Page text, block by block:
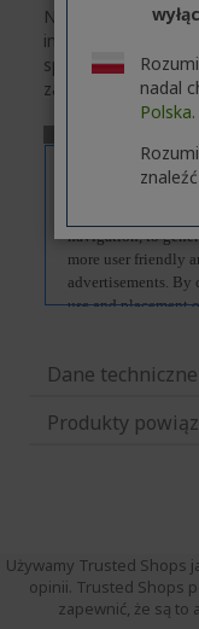
Należy pamiętać,
informacje o serii
specyfikację
zakładkę
„Dane
Dane techniczne
Produkty
Używamy Trusted Shops
opinii. Trusted Shops
zapewnić, że są to
nadal
Polska.
znaleźć